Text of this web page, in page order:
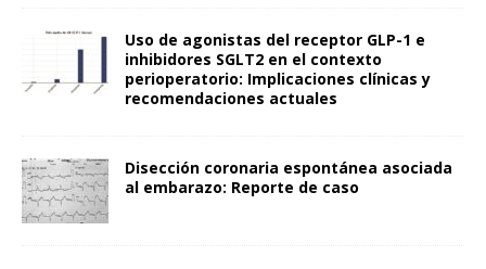
Uso de agonistas del receptor GLP-1 e
inhibidores SGLT2 en el contexto
perioperatorio: Implicaciones clínicas y
recomendaciones actuales
Disección coronaria espontánea asociada
al embarazo: Reporte de caso